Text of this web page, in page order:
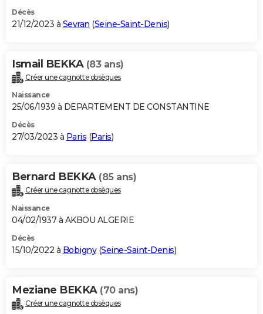
Décès
21/12/2023 à Sevran (Seine-Saint-Denis)
Ismail BEKKA (83 ans)
Créer une cagnotte obsèques
Naissance
25/06/1939 à DEPARTEMENT DE CONSTANTINE
Décès
27/03/2023 à Paris (Paris)
Bernard BEKKA (85 ans)
Créer une cagnotte obsèques
Naissance
04/02/1937 à AKBOU ALGERIE
Décès
15/10/2022 à Bobigny(Seine-Saint-Denis)
Meziane BEKKA (70 ans)
Créer une cagnotte obsèques